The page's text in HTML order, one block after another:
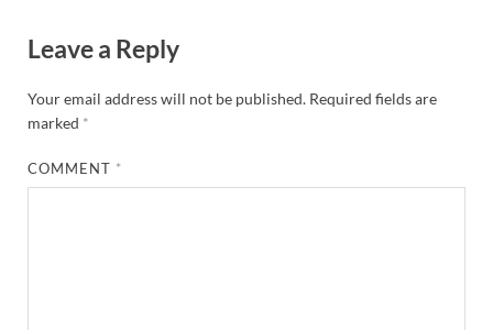
Leave a Reply
Your email address will not be published. Required fields are
marked *
COMMENT *